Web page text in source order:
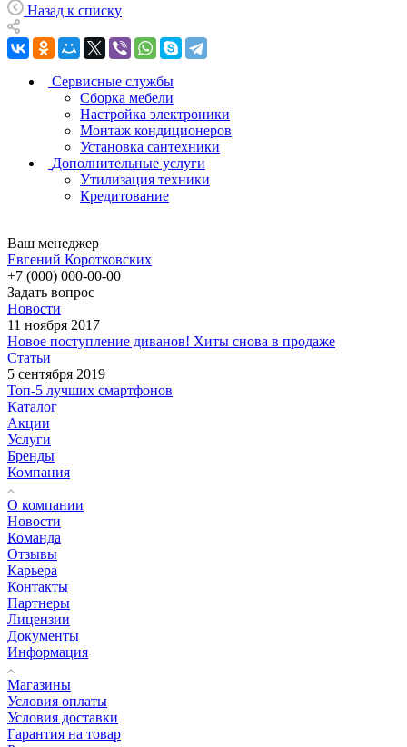
Назад к списку
Сервисные службы
Сборка мебели
Настройка электроники
Монтаж кондиционеров
Установка сантехники
Дополнительные услуги
Утилизация техники
Кредитование
Ваш менеджер
Евгений Коротковских
+7 (000) 000-00-00
Задать вопрос
Новости
11 ноября 2017
Новое поступление диванов! Хиты снова в продаже
Статьи
5 сентября 2019
Топ-5 лучших смартфонов
Каталог
Акции
Услуги
Бренды
Компания
О компании
Новости
Команда
Отзывы
Карьера
Контакты
Партнеры
Лицензии
Документы
Информация
Магазины
Условия оплаты
Условия доставки
Гарантия на товар